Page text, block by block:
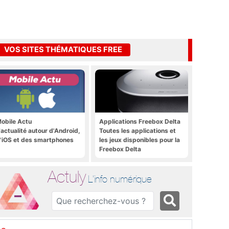
VOS SITES THÉMATIQUES FREE
Actu
autour d'Android,
et des smartphones
Applications Freebox Delta
Toutes les applications et
les jeux disponibles pour la
Freebox Delta
Actuly L'info numérique